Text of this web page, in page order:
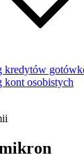
kredytów
kont osobistych